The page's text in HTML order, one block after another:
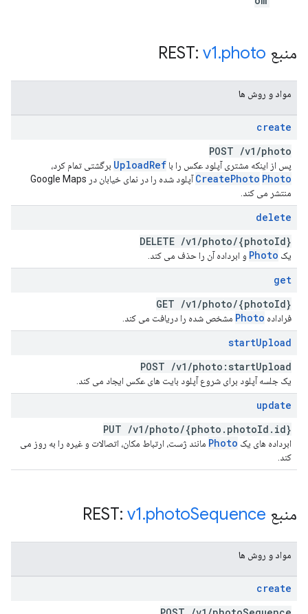
منبع REST: v1.photo
مواد و روش ها
create
POST /v1 /photo
پس از اینکه مشتری آپلود عکس را با UploadRef برگشتی تمام کرد،
CreatePhoto Photo
آپلود شده را در نمای خیابان در Google Maps
منتشر می کند.
delete
DELETE /v1 /photo/{photoId}
یک Photo و ابرداده آن را حذف می کند.
get
GET /v1 /photo/{photoId}
فراداده Photo مشخص شده را دریافت می کند.
startUpload
POST /v1 /photo:startUpload
یک جلسه آپلود برای شروع آپلود بایت های عکس ایجاد می کند.
update
PUT /v1 /photo/{photo . photoId . id}
ابرداده های یک Photo مانند ژست، ارتباط مکان، اتصالات و غیره را به روز می
کند.
منبع REST: v1.photoSequence
مواد و روش ها
create